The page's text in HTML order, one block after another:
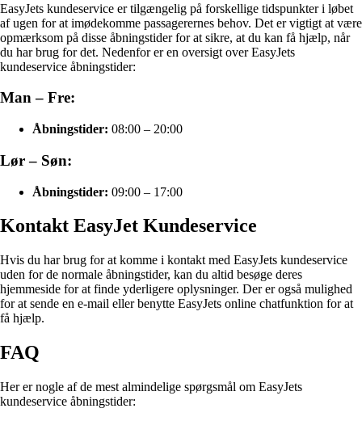
EasyJets kundeservice er tilgængelig på forskellige tidspunkter i løbet
af ugen for at imødekomme passagerernes behov. Det er vigtigt at være
opmærksom på disse åbningstider for at sikre, at du kan få hjælp, når
du har brug for det. Nedenfor er en oversigt over EasyJets
kundeservice åbningstider:
Man – Fre:
Åbningstider: 08:00 – 20:00
Lør – Søn:
Åbningstider: 09:00 – 17:00
Kontakt EasyJet Kundeservice
Hvis du har brug for at komme i kontakt med EasyJets kundeservice
uden for de normale åbningstider, kan du altid besøge deres
hjemmeside for at finde yderligere oplysninger. Der er også mulighed
for at sende en e-mail eller benytte EasyJets online chatfunktion for at
få hjælp.
FAQ
Her er nogle af de mest almindelige spørgsmål om EasyJets
kundeservice åbningstider: